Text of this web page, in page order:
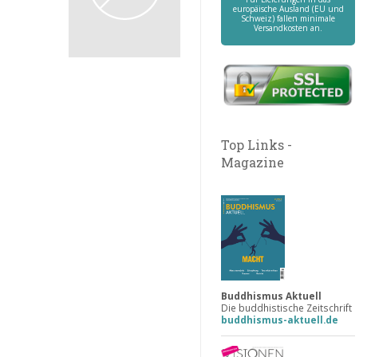
europäische Ausland (EU und
Schweiz) fallen minimale
Versandkosten an.
Top Links -
Magazine
Buddhismus Aktuell
Die buddhistische Zeitschrift
buddhismus-aktuell.de